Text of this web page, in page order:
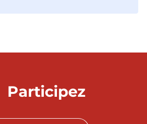
Participez